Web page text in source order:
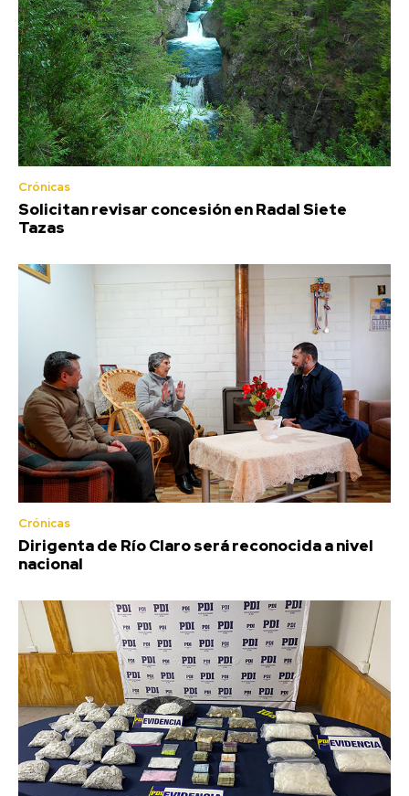
Crónicas
Solicitan revisar concesión en Radal Siete
Tazas
Crónicas
Dirigenta de Río Claro será reconocida a nivel
nacional